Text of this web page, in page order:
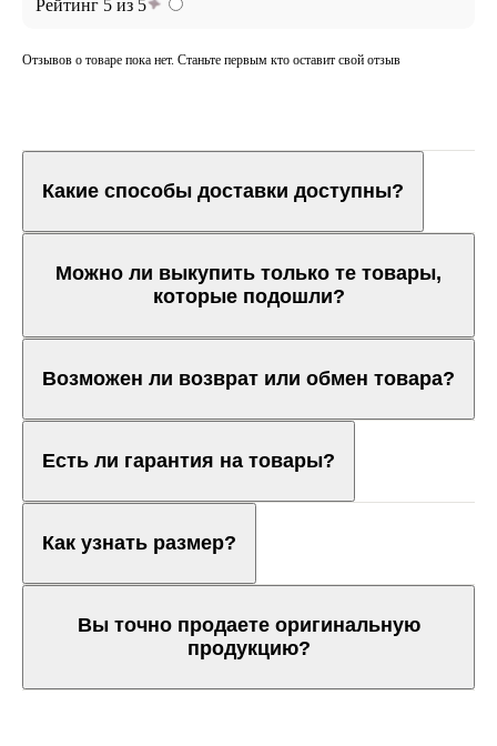
Рейтинг 5 из 5
Отзывов о товаре пока нет. Станьте первым кто оставит свой отзыв
Какие способы доставки доступны?
Можно ли выкупить только те товары,
которые подошли?
Возможен ли возврат или обмен товара?
Есть ли гарантия на товары?
Как узнать размер?
Вы точно продаете оригинальную
продукцию?